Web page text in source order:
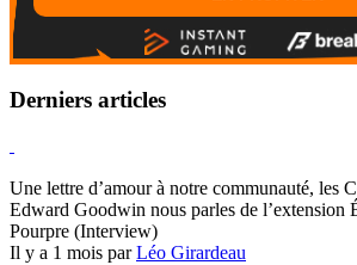
Derniers articles
Une lettre d’amour à notre communauté, les
Edward Goodwin nous parles de l’extension
Pourpre (Interview)
Il y a 1 mois parLéo Girardeau